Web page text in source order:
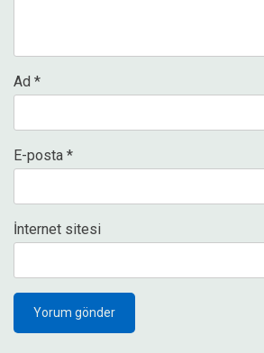
Ad *
E-posta *
İnternet sitesi